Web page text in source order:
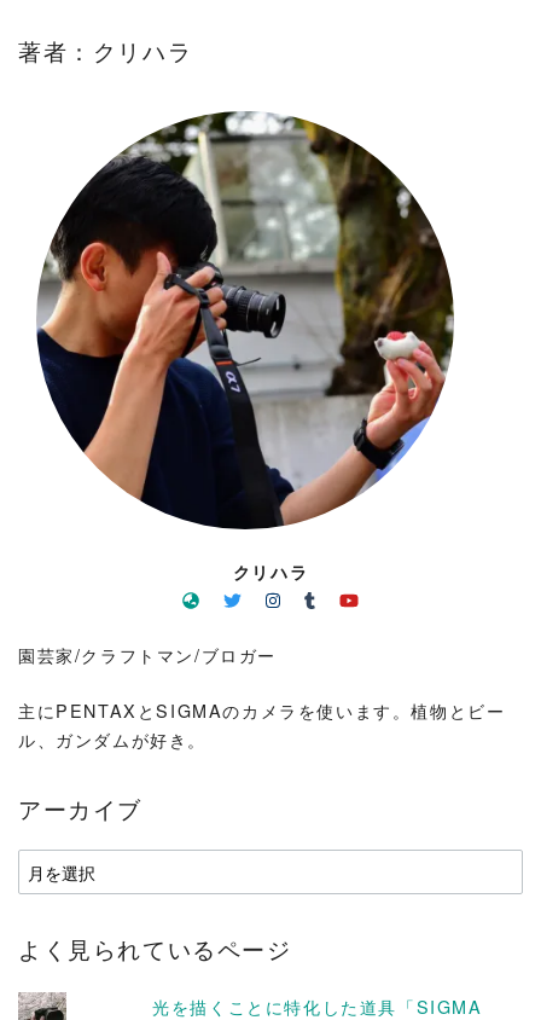
著者：クリハラ
クリハラ
園芸家/クラフトマン/ブロガー
主にPENTAXとSIGMAのカメラを使います。植物とビー
ル、ガンダムが好き。
アーカイブ
ア
ー
イ
よく見られているページ
光を描くことに特化した道具「SIGMA